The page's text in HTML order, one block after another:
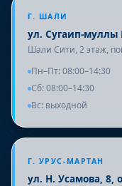
Г. ШАЛИ
ул. Сугаип-муллы
Шали Сити, 2 этаж,
Пн–Пт: 08:00–14:30
Сб: 08:00–14:30
Вс: выходной
Г. УРУС-МАРТАН
ул. Н. Усамова, 8,